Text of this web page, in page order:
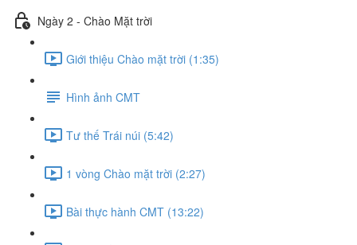
Ngày 2 - Chào Mặt trời
Giới thiệu Chào mặt trời (1:35)
Hình ảnh CMT
Tư thế Trái núi (5:42)
1 vòng Chào mặt trời (2:27)
Bài thực hành CMT (13:22)